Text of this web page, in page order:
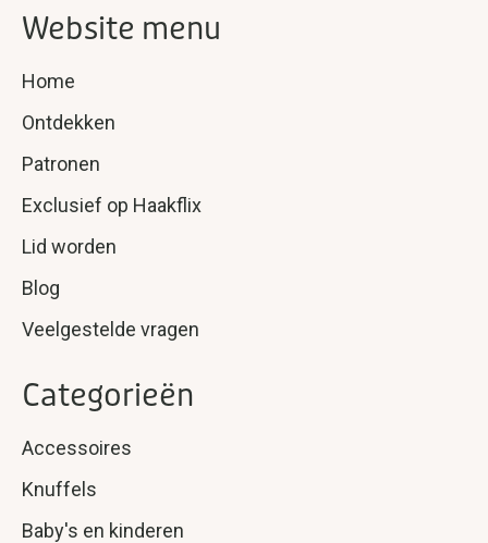
Website menu
Home
Ontdekken
Patronen
Exclusief op Haakflix
Lid worden
Blog
Veelgestelde vragen
Categorieën
Accessoires
Knuffels
Baby's en kinderen